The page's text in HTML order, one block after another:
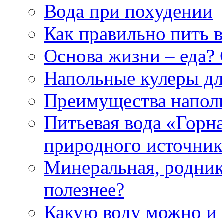
Вода при похудении
Как правильно пить
Основа жизни –
Напольные кулеры
Преимущества
Питьевая вода
природного
Минеральная,
полезнее?
Какую воду можно и